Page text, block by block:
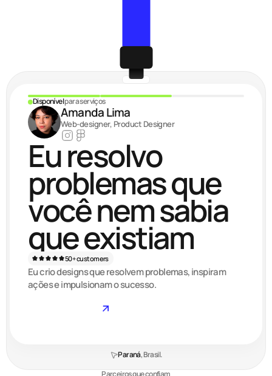
Amanda Lima
Web-designer, Product Designer
Disponível para serviços
Eu resolvo
problemas que
você nem sabia
que existiam
50+ customers
Eu crio designs que resolvem problemas, inspiram
ações e impulsionam o sucesso.
Paraná, Brasil.
Parceiros que confiam